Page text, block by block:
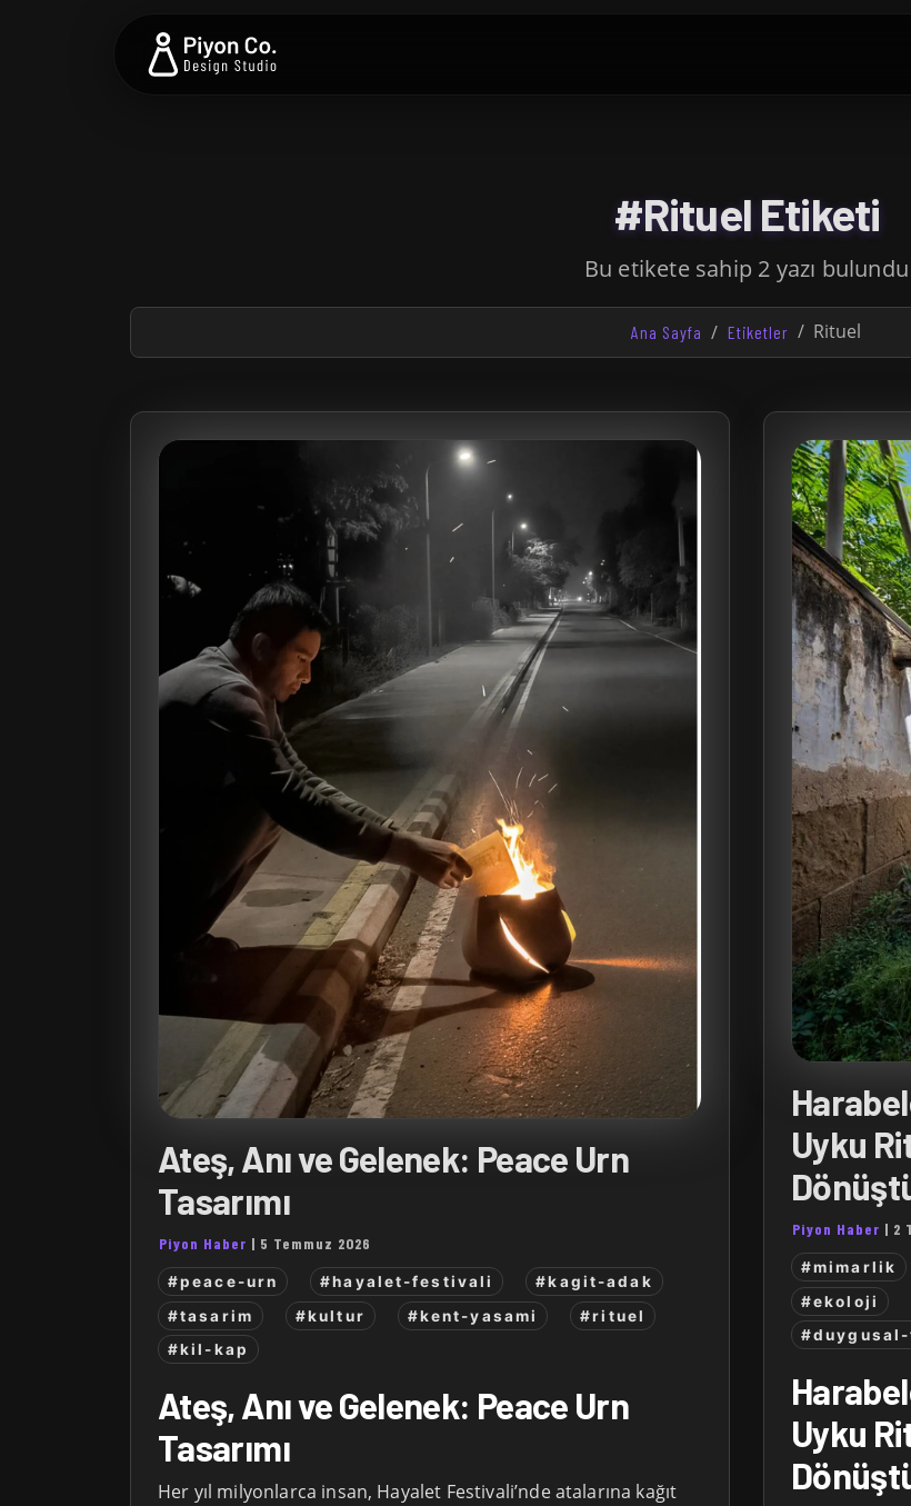
#Rituel Etiketi
Bu etikete sahip 2 yazı bulundu
Ana Sayfa Etiketler Rituel
Ateş, Anı ve Gelenek: Peace Urn
Tasarımı
Piyon Haber | 5 Temmuz 2026
#peace-urn #hayalet-festivali
#kagit-adak
#tasarim
#kultur #kent-yasami
#rituel
#kil-kap
Ateş, Anı ve Gelenek: Peace Urn
Tasarımı
Her yıl milyonlarca insan, Hayalet Festivali’nde atalarına kağıt
Uyku
Piyon Haber | 2
#mimarlik
#ekoloji
Uyku